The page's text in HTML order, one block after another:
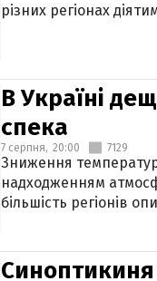
різних регіонах
В Україні
спека
7 серпня, 20:00 7129
Зниження
надходженням
більшість регіонів
Синоптикиня